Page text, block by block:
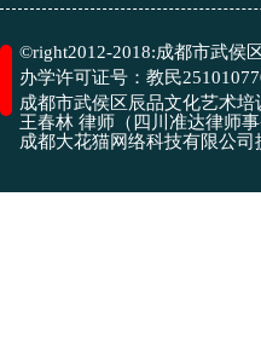
©right2012-2018:成都市武侯
办学许可证号： 教民
成都市武侯区辰品文化艺术培
王春林 律师（四川准达律师事
​成都大花猫网络科技有限公司